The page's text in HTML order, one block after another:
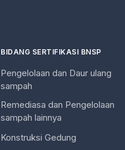
BIDANG SERTIFIKASI BNSP
Pengelolaan dan Daur ulang
sampah
Remediasa dan Pengelolaan
sampah lainnya
Konstruksi Gedung